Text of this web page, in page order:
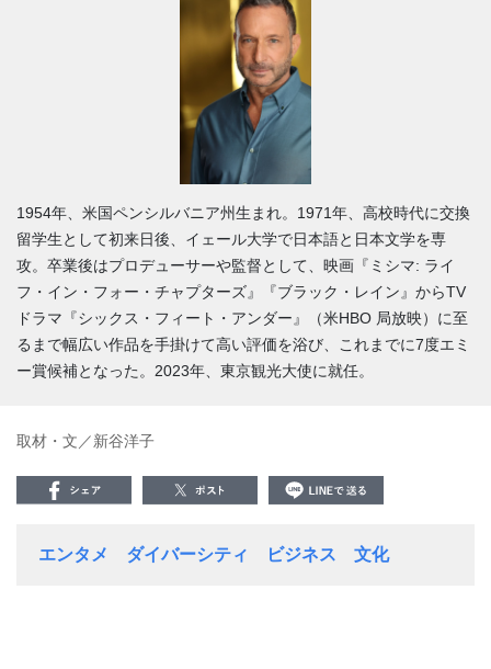
1954年、米国ペンシルバニア州生まれ。1971年、高校時代に交換
留学生として初来日後、イェール大学で日本語と日本文学を専
攻。卒業後はプロデューサーや監督として、映画『ミシマ: ライ
フ・イン・フォー・チャプターズ』『ブラック・レイン』からTV
ドラマ『シックス・フィート・アンダー』（米HBO 局放映）に至
るまで幅広い作品を手掛けて高い評価を浴び、これまでに7度エミ
ー賞候補となった。2023年、東京観光大使に就任。
取材・文／新谷洋子
エンタメ ダイバーシティ ビジネス 文化